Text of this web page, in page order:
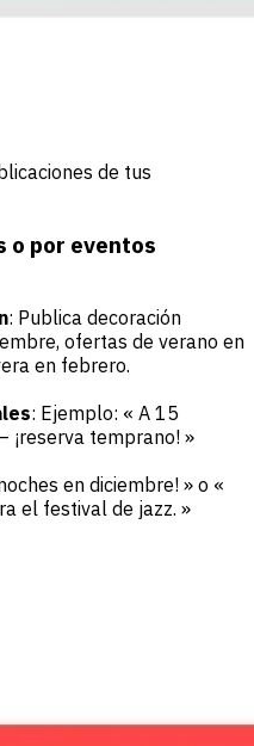
de tus
o por eventos
: Publica decoración
ofertas de verano en
en febrero.
: Ejemplo: « A 15
temprano! »
en diciembre! » o «
el festival de jazz. »